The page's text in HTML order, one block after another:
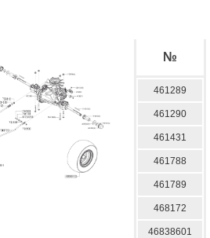
№
461289
461290
461431
461788
461789
468172
46838601